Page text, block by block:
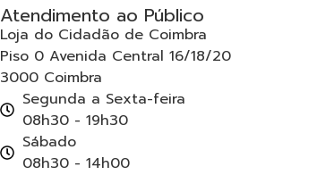
Atendimento ao Público
Loja do Cidadão de Coimbra
Piso 0 Avenida Central 16/18/20
3000 Coimbra
Segunda a Sexta-feira
08h30 - 19h30
Sábado
08h30 - 14h00